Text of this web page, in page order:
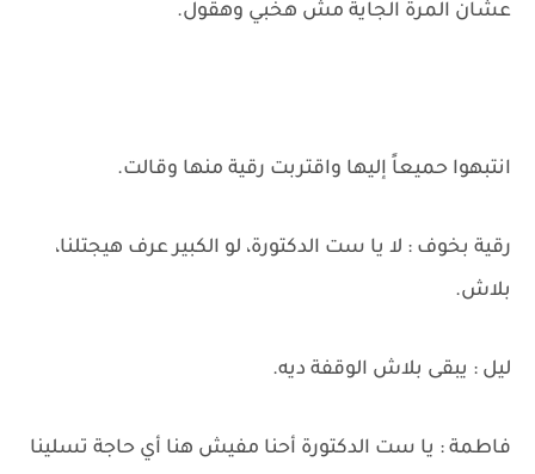
عشان المرة الجاية مش هخبي وهقول.
انتبهوا حميعاً إليها واقتربت رقية منها وقالت.
رقية بخوف : لا يا ست الدكتورة، لو الكبير عرف هيجتلنا،
بلاش.
ليل : يبقى بلاش الوقفة ديه.
فاطمة : يا ست الدكتورة أحنا مفيش هنا أي حاجة تسلينا